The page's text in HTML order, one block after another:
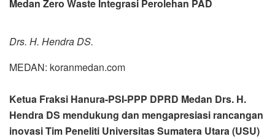
Medan Zero Waste Integrasi Perolehan PAD
Drs. H. Hendra DS.
MEDAN: koranmedan.com
Ketua Fraksi Hanura-PSI-PPP DPRD Medan Drs. H.
Hendra DS mendukung dan mengapresiasi rancangan
inovasi Tim Peneliti Universitas Sumatera Utara (USU)